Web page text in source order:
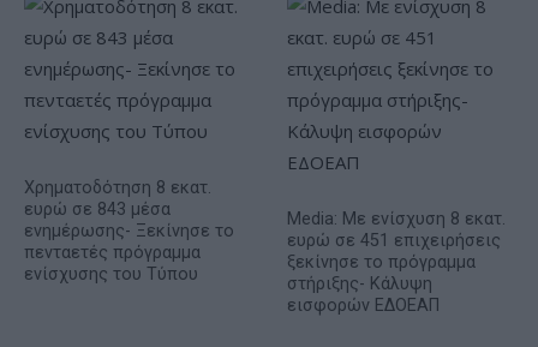
Χρηματοδότηση 8 εκατ.
ευρώ σε 843 μέσα
ενημέρωσης- Ξεκίνησε το
πενταετές πρόγραμμα
ενίσχυσης του Τύπου
Media: Με ενίσχυση 8 εκατ.
ευρώ σε 451 επιχειρήσεις
ξεκίνησε το πρόγραμμα
στήριξης- Κάλυψη
εισφορών ΕΔΟΕΑΠ